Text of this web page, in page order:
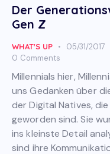
Der
Gen Z
WHAT'S UP 05/31/2017
0 Comments
Millennials hier,
uns Gedanken über
der Digital Natives,
geworden sind. Sie
ins kleinste Detail
sind ihre